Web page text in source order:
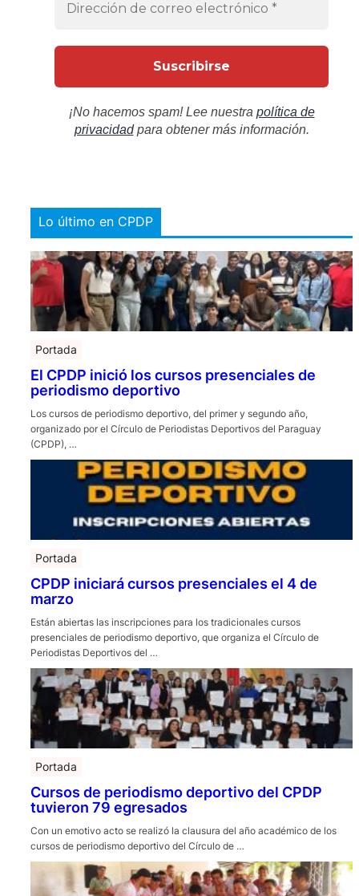
¡No hacemos spam! Lee nuestra política de
privacidadpara obtener más información.
Lo último en CPDP
Portada
El CPDP inició los cursos presenciales de
periodismo deportivo
Los cursos de periodismo deportivo, del primer y segundo año,
organizado por el Círculo de Periodistas Deportivos del Paraguay
(CPDP), …
Portada
CPDP iniciará cursos presenciales el 4 de
marzo
Están abiertas las inscripciones para los tradicionales cursos
presenciales de periodismo deportivo, que organiza el Círculo de
Periodistas Deportivos del …
Portada
Cursos de periodismo deportivo del CPDP
tuvieron 79 egresados
Con un emotivo acto se realizó la clausura del año académico de los
cursos de periodismo deportivo del Círculo de …